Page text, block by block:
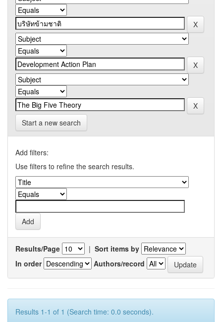
Start a new search
Add filters:
Use filters to refine the search results.
Results/Page | Sort items by
In order
Authors/record
Results 1-1 of 1 (Search time: 0.0 seconds).